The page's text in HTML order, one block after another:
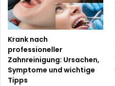
Krank nach
professioneller
Zahnreinigung: Ursachen,
Symptome und wichtige
Tipps